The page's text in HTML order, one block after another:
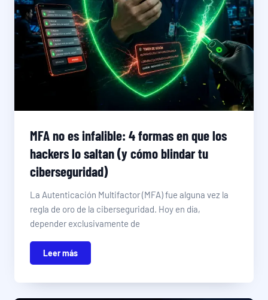
MFA no es infalible: 4 formas en que los
hackers lo saltan (y cómo blindar tu
ciberseguridad)
La Autenticación Multifactor (MFA) fue alguna vez la
regla de oro de la ciberseguridad. Hoy en día,
depender exclusivamente de
Leer más